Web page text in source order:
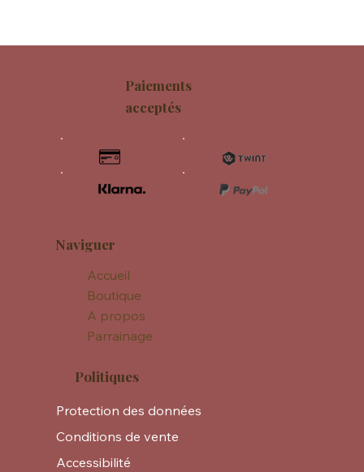
Naviguer
Accueil
Boutique
A propos
Parrainage
Politiques
Protection des données
Conditions de vente
Accessibilité
Paiements
acceptés